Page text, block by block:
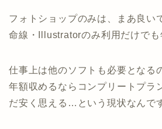
フォトショップのみは、まあ良い
命線・Illustratorのみ利用だけでも
仕事上は他のソフトも必要となる
年額収めるならコンプリートプラ
だ安く思える…という現状なんで